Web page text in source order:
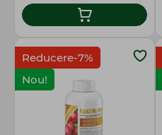
Reducere-7%
Nou!